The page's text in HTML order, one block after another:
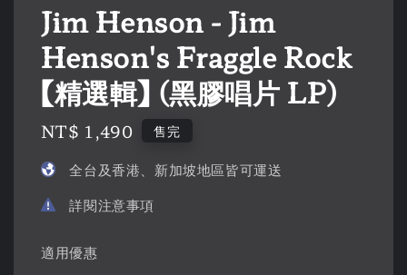
Jim Henson - Jim
Henson's Fraggle Rock
【精選輯】 (黑膠唱片 LP)
Regular
NT$ 1,490 售完
全台及香港、新加坡地區皆可運送
詳閱注意事項
適用優惠